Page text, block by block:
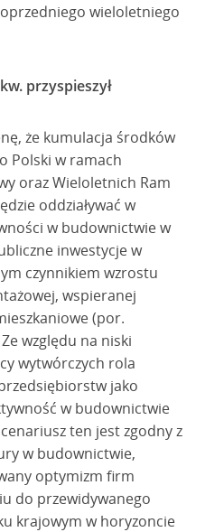
wieloletniego
przyspieszył
że kumulacja środków
Polski w ramach
oraz Wieloletnich Ram
oddziaływać w
w budownictwie w
inwestycje w
czynnikiem wzrostu
wspieranej
(por.
względu na niski
wytwórczych rola
jako
w budownictwie
ten jest zgodny z
w budownictwie,
optymizm firm
do przewidywanego
krajowym w horyzoncie